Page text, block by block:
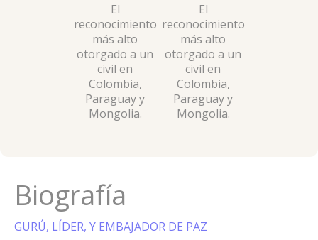
El
reconocimiento
más alto
otorgado a un
civil en
Colombia,
Paraguay y
Mongolia.
El
reconocimiento
más alto
otorgado a un
civil en
Colombia,
Paraguay y
Mongolia.
Biografía
GURÚ, LÍDER, Y EMBAJADOR DE PAZ